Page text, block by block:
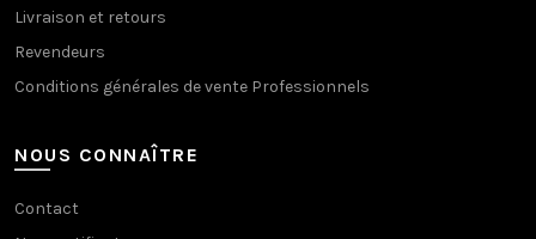
Livraison et retours
Revendeurs
Conditions générales de vente Professionnels
NOUS CONNAÎTRE
Contact